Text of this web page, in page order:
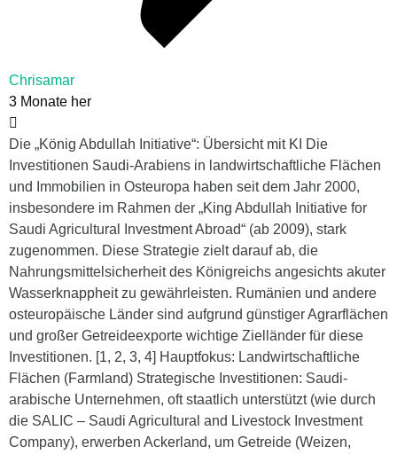
Chrisamar
3 Monate her
Die „König Abdullah Initiative“: Übersicht mit KI Die
Investitionen Saudi-Arabiens in landwirtschaftliche Flächen
und Immobilien in Osteuropa haben seit dem Jahr 2000,
insbesondere im Rahmen der „King Abdullah Initiative for
Saudi Agricultural Investment Abroad“ (ab 2009), stark
zugenommen. Diese Strategie zielt darauf ab, die
Nahrungsmittelsicherheit des Königreichs angesichts akuter
Wasserknappheit zu gewährleisten. Rumänien und andere
osteuropäische Länder sind aufgrund günstiger Agrarflächen
und großer Getreideexporte wichtige Zielländer für diese
Investitionen. [1, 2, 3, 4] Hauptfokus: Landwirtschaftliche
Flächen (Farmland) Strategische Investitionen: Saudi-
arabische Unternehmen, oft staatlich unterstützt (wie durch
die SALIC – Saudi Agricultural and Livestock Investment
Company), erwerben Ackerland, um Getreide (Weizen,